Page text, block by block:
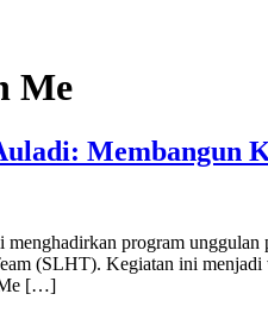
Me
Membangun
program
(SLHT). Kegiatan ini
Me […]